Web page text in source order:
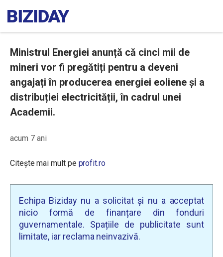
Ministrul Energiei anunță că cinci mii de
mineri vor fi pregătiți pentru a deveni
angajați în producerea energiei eoliene și a
distribuției electricității, în cadrul unei
Academii.
acum 7 ani
Citește mai mult pe profit.ro
Echipa Biziday nu a solicitat și nu a acceptat
nicio formă de finanțare din fonduri
guvernamentale. Spațiile de publicitate sunt
limitate, iar reclama neinvazivă.